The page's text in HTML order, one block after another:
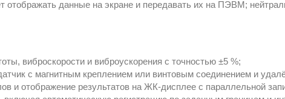
отображать данные на экране и передавать их на ПЭВМ;
виброскорости и виброускорения с точностью ±5 %;
с магнитным креплением или винтовым соединением и
и отображение результатов на ЖК-дисплее с параллельной